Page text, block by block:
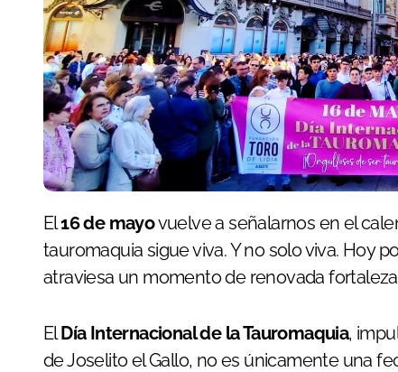
El16 de mayovuelve a señalarnos en el
tauromaquia sigue viva. Y no solo viva. Hoy
atraviesa un momento de renovada
ElDía Internacional de la Tauromaquia,
de Joselito el Gallo, no es únicamente una